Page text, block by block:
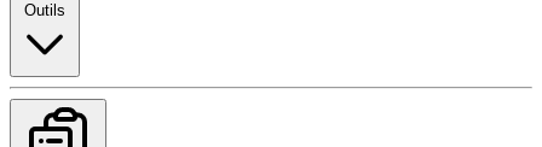
Outils